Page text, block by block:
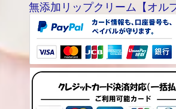
無添加リップクリーム【オル